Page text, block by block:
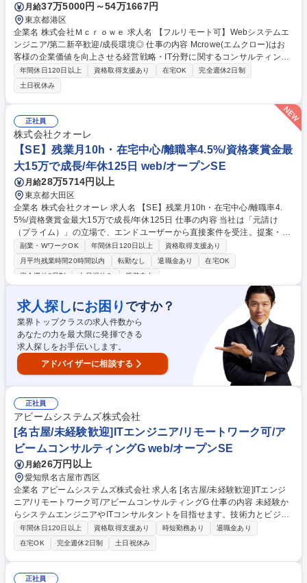
月給37万5000円～54万1667円
東京都港区
企業名 株式会社Ｍｃｒｏｗｅ 求人名 【フルリモート可】Webシステムエ
ンジニア/第二新卒歓迎/成長環境◎ 仕事の内容 Mcrowe(エムクロー)はお
客様の企業価値を向上させる経営戦略・IT分野に関するコンサルティング
やシステム開発を行っています。経験豊富なエンジニアの下、ご経験に応
じて設計から開発までご担当いただきます。 早期からプロジェクトの実務
に関わり、設計・開発・テストといった一連の工程を経験しながら、エン
ジニアとしての基礎力を着実に身につけていただきます。 【主な業務内
容】 ■システム開発・改修関連■テスト・品質管理■保守・運用 ■業務改
善・ドキュメント作成 等 募集職種 【フルリモート可】Webシステムエン
ジニア/第二新卒歓迎/成長環境◎
年間休日120日以上 資格取得支援あり 在宅OK
完全週休2日制
土日祝休み
正社員
株式会社クオーレ
【SE】残業月10h・在宅中心/離職率4.5%/資格褒賞金最
大15万で成長/年休125日 web/オープンSE
月給28万5714円以上
東京都大田区
企業名 株式会社クオーレ 求人名 【SE】残業月10h・在宅中心/離職率4.
5%/資格褒賞金最大15万で成長/年休125日 仕事の内容 当社は「元請け
（プライム）」の立場で、エンドユーザーから直接案件を受注。提案・要
件定義から開発・運用まで一気通貫で担います。エンジニア一人ひとりが
お客様の声を直接聞き、自分の仕事の成果を実感できる環 境があります。
主に大手企業の案件に参画し、以下の業務をご担当いただきます。 ◆上流
発：Webオープン系、Salesforce関連の設計・開発・テスト案件の7割が
エンドユーザー直取引（元請け）案件。社内の自社チームで開発を行いま
す。 使用言語：PHP／JavaScript／C#／Node.js／Flutter 募集職種 【S
E】残業月10h・在宅中心/離職率4.5%/資格褒賞金最大15万で成長/年休12
5日
副業・WワークOK 年間休日120日以上
資格取得支援あり
月平均残業時間20時間以内
転勤なし 退職金あり
在宅OK
完全週休2日制
土日祝休み 服装自由
求人探しにお困り ですか？
業界トップクラスの求人件数から
あなたの力を最大限に発揮できる
求人探しをお手伝いします。
アドバイザーに相談する
正社員
アビームシステムズ株式会社
[名古屋/未経験歓迎]ITエンジニア/リモートワーク可/ア
ビームコンサルティングG web/オープンSE
月給26万円以上
愛知県名古屋市西区
企業名 アビームシステムズ株式会社 求人名 [名古屋/未経験歓迎]ITエンジ
ニア/リモートワーク可/アビームコンサルティングG 仕事の内容 未経験か
らシステムエンジニアやITコンサルタントを目指せます。技術力とビジネ
ススキルの両方を学べる完全内製の研修カリキュラムを受講することもで
きるため、未経験の方でも安心してキャッチアップできます。 ■アビーム
システムズは、人材育成に力を入れており、人材力が事業競争優位性と捉
えております。特にITエンジニアは技術力とコンサル力とヒューマンスキ
ルの全てを兼ね備えた人材は市場価値が高く、当社はそんな集団になるこ
年間休日120日以上 資格取得支援あり 時短勤務あり
退職金あり
在宅OK
完全週休2日制 土日祝休み
正社員